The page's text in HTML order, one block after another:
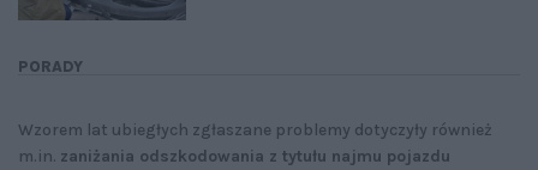
PORADY
Wzorem lat ubiegłych zgłaszane problemy dotyczyły również
m.in. zaniżania odszkodowania z tytułu najmu pojazdu